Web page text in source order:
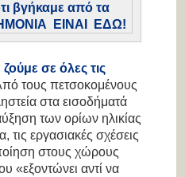
βγήκαμε από τα
ΕΙΝΑΙ ΕΔΩ!
σε όλες τις
τους πετσοκομένους
στα εισοδήματά
των ορίων ηλικίας
τις εργασιακές σχέσεις
στους χώρους
«εξοντώνει αντί να